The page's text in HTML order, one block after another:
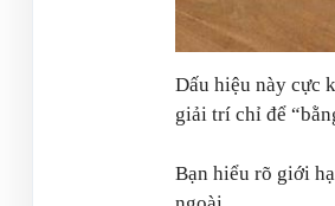
Dấu hiệu này cực
giải trí chỉ để
Bạn hiểu rõ giới